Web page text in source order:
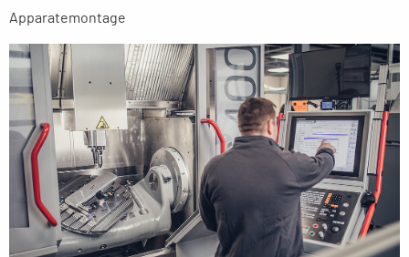
Apparatemontage